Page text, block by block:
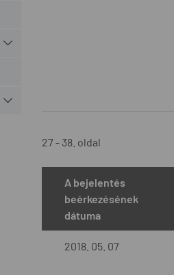
27 - 38. oldal
A bejelentés
beérkezésének
dátuma
2018. 05. 07